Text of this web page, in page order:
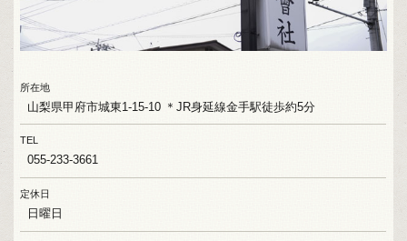
所在地
山梨県甲府市城東1-15-10 ＊JR身延線金手駅徒歩約5分
TEL
055-233-3661
定休日
日曜日